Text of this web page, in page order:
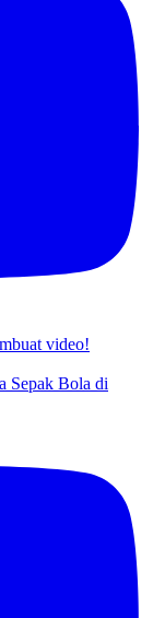
Sepak Bola di